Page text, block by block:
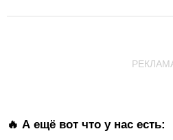
🔥 А ещё вот что у нас есть: